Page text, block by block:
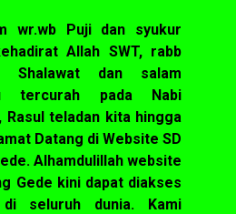
wr.wb Puji dan syukur
Allah SWT, rabb
Shalawat dan salam
tercurah pada Nabi
Rasul teladan kita hingga
Datang di Website SD
Alhamdulillah website
Gede kini dapat diakses
seluruh dunia. Kami